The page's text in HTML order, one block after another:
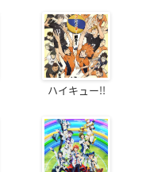
ハイキュー!!